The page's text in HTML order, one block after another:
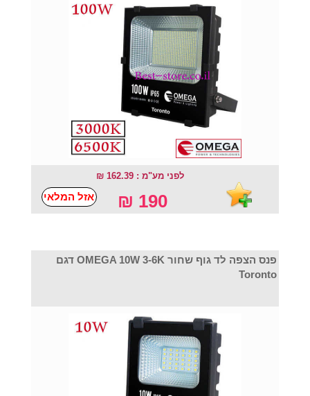
לפני מע"מ : 162.39 ₪
190 ₪ אזל המלאי
פנס הצפה לד גוף שחור OMEGA 10W 3-6K דגם
Toronto